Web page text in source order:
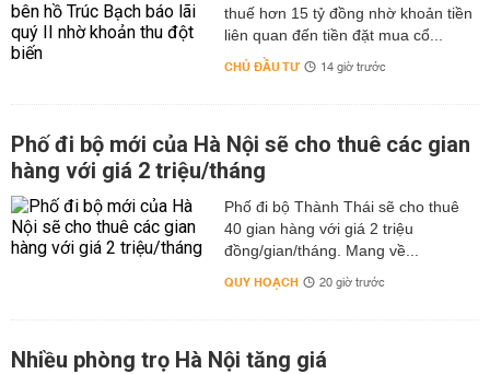
thuế hơn 15 tỷ đồng nhờ khoản tiền
liên quan đến tiền đặt mua cổ...
CHỦ ĐẦU TƯ 14 giờ trước
Phố đi bộ mới của Hà Nội sẽ cho thuê các gian
hàng với giá 2 triệu/tháng
Phố đi bộ Thành Thái sẽ cho thuê
40 gian hàng với giá 2 triệu
đồng/gian/tháng. Mang về...
QUY HOẠCH 20 giờ trước
Nhiều phòng trọ Hà Nội tăng giá